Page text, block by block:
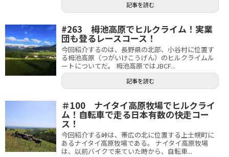
記事を読む
#263 栂池高原でヒルクライム！実業
団も登るレースコース！
今回紹介するのは、長野県の北部、小谷村に位置す
る栂池高原（つがいけこうげん）のヒルクライムル
ートについてだ。 栂池高原ではJBCF...
記事を読む
＃100 ナイタイ高原牧場でヒルクライ
ム！自転車で走る日本有数の快走コー
ス！
今回紹介する峠は、帯広の北に位置する上士幌町に
あるナイタイ高原牧場である。 ナイタイ高原牧場
は、以前バイクで来ていた時から、自転車...